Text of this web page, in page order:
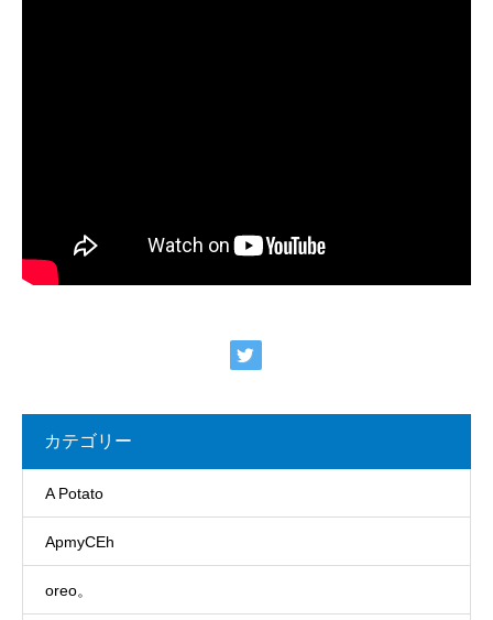
カテゴリー
A Potato
ApmyCEh
oreo。